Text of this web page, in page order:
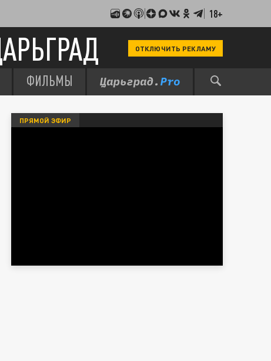
18+
ОТКЛЮЧИТЬ РЕКЛАМУ
ФИЛЬМЫ
ПРЯМОЙ ЭФИР